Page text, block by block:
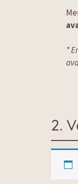
*
2.